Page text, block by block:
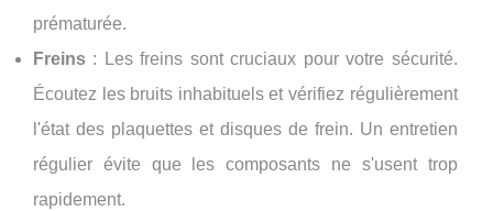
prématurée.
Freins : Les freins sont cruciaux pour votre sécurité.
Écoutez les bruits inhabituels et vérifiez régulièrement
l'état des plaquettes et disques de frein. Un entretien
régulier évite que les composants ne s'usent trop
rapidement.